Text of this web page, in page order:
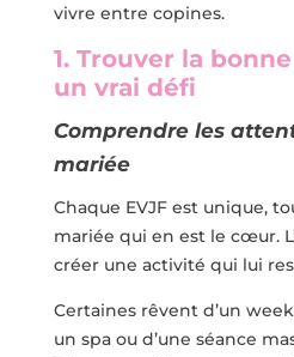
vivre entre copines.
1. Trouver la
un vrai défi
Comprendre les
mariée
Chaque EVJF est unique,
mariée qui en est le cœur.
créer une activité qui lui
Certaines rêvent d’un
un spa ou d’une séance